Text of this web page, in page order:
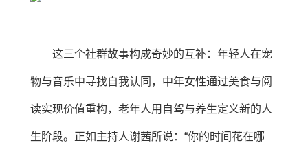
这三个社群故事构成奇妙的互补：年轻人在宠
物与音乐中寻找自我认同，中年女性通过美食与阅
读实现价值重构，老年人用自驾与养生定义新的人
生阶段。正如主持人谢茜所说：“你的时间花在哪